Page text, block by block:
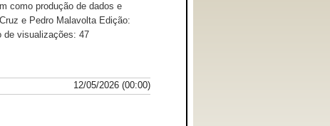
como produção de dados e
e Pedro Malavolta Edição:
de visualizações: 47
12/05/2026 (00:00)